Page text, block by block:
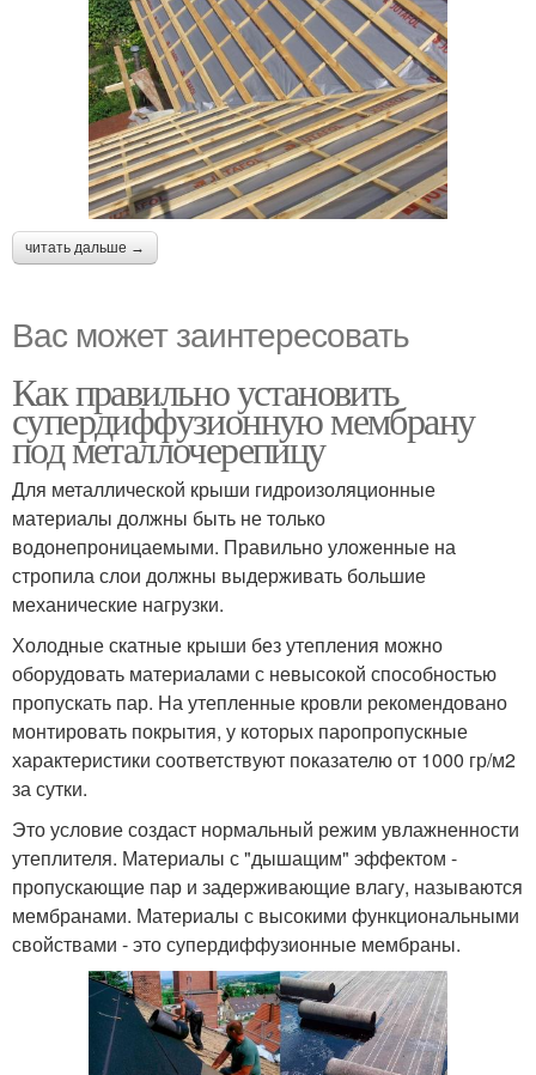
читать дальше →
Вас может заинтересовать
Как правильно установить
супердиффузионную мембрану
под металлочерепицу
Для металлической крыши гидроизоляционные
материалы должны быть не только
водонепроницаемыми. Правильно уложенные на
стропила слои должны выдерживать большие
механические нагрузки.
Холодные скатные крыши без утепления можно
оборудовать материалами с невысокой способностью
пропускать пар. На утепленные кровли рекомендовано
монтировать покрытия, у которых паропропускные
характеристики соответствуют показателю от 1000 гр/м2
за сутки.
Это условие создаст нормальный режим увлажненности
утеплителя. Материалы с "дышащим" эффектом -
пропускающие пар и задерживающие влагу, называются
мембранами. Материалы с высокими функциональными
свойствами - это супердиффузионные мембраны.